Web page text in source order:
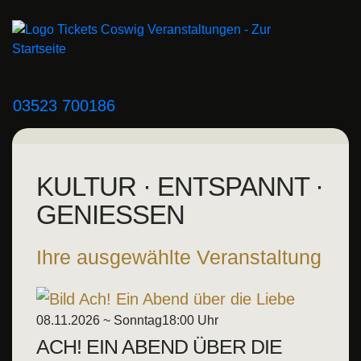
03523 700186
KULTUR · ENTSPANNT ·
GENIESSEN
Ihre ausgewählte Veranstaltung
08.11.2026 ~ Sonntag18:00 Uhr
ACH! EIN ABEND ÜBER DIE